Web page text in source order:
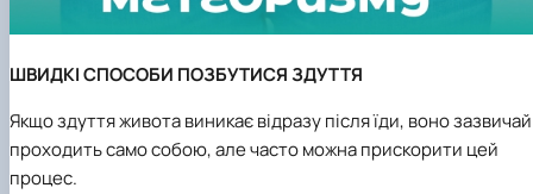
ШВИДКІ СПОСОБИ ПОЗБУТИСЯ ЗДУТТЯ
Якщо здуття живота виникає відразу після їди, воно зазвичай
проходить само собою, але часто можна прискорити цей
процес.